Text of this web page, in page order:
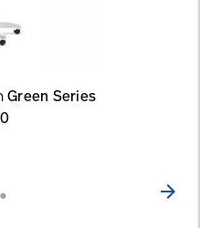
Series
arrow_forward